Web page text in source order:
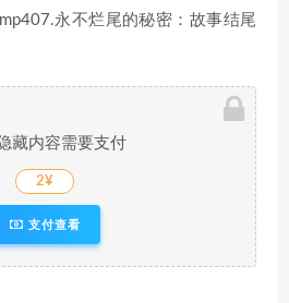
永不烂尾的秘密：故事结尾
藏内容需要支付
2¥
支付查看